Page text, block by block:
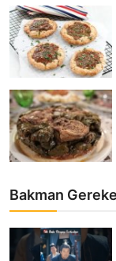
Gıda Sözlüğü &
Yemek Tarifleri &
Bakman